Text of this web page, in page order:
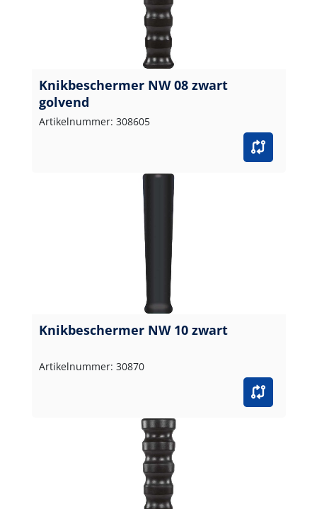
Knikbeschermer NW 08 zwart
golvend
Artikelnummer: 308605
Knikbeschermer NW 10 zwart
Artikelnummer: 30870